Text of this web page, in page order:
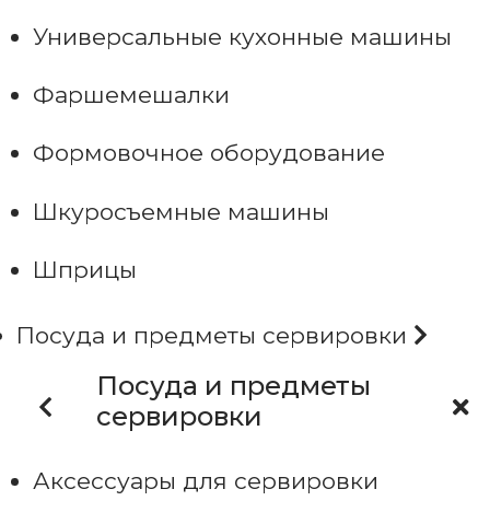
Универсальные кухонные машины
Фаршемешалки
Формовочное оборудование
Шкуросъемные машины
Шприцы
Посуда и предметы сервировки
Посуда и предметы
сервировки
Аксессуары для сервировки